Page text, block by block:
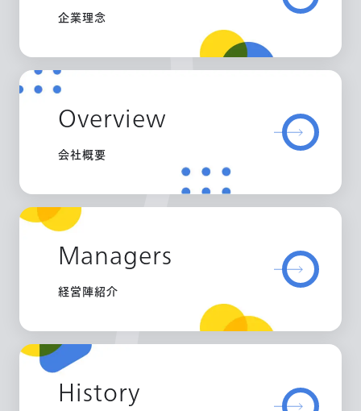
企業理念
Overview
会社概要
Managers
経営陣紹介
History